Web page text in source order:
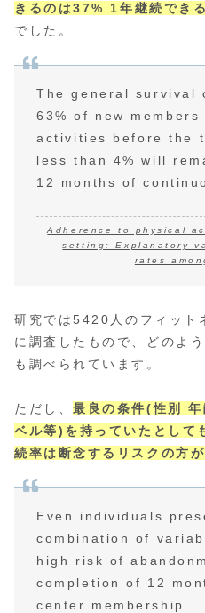
きるのは37% 1年継続でき
でした。
The general survival
63% of new
activities before the
less than 4% will
12 months of
Adherence to physical
setting: Explanatory
rates
研究では5420人のフィット
に調査したもので、どのよ
も調べられています。
ただし、最良の条件(性別
ベル等)を持っていたとして
続率は断念するリスクの方
Even individuals
combination of
high risk of
completion of 12
center membership.